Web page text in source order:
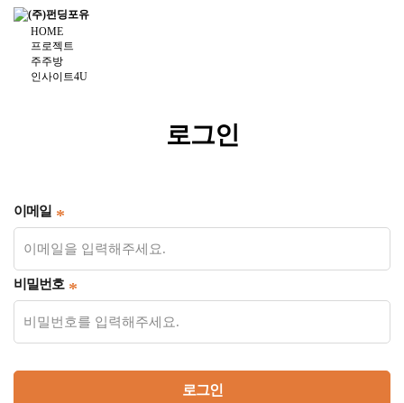
HOME
프로젝트
주주방
인사이트4U
로그인
이메일
비밀번호
로그인